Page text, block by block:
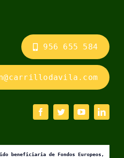
956 655 584
sido beneficiaria de Fondos Europeos,